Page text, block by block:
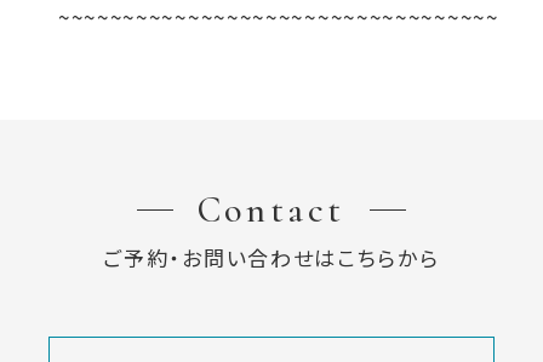
~~~~~~~~~~~~~~~~~~~~~~~~~~~~~~~~~~
Contact
ご予約・お問い合わせはこちらから